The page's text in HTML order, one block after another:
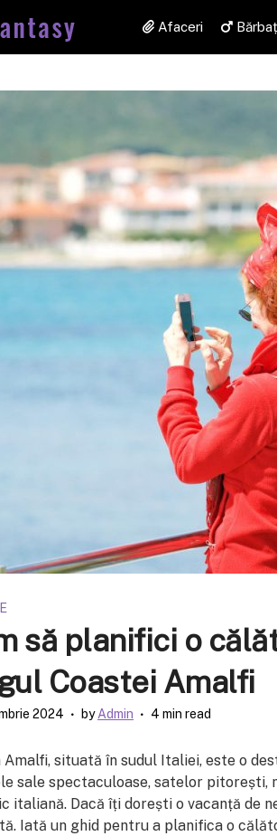
Afaceri
să planifici o
Coastei Amalfi
2024 byAdmin 4 min read
Amalfi, situată în sudul Italiei, este o
sale spectaculoase, satelor pitorești,
italiană. Dacă îți dorești o vacanță de
Iată un ghid pentru a planifica o